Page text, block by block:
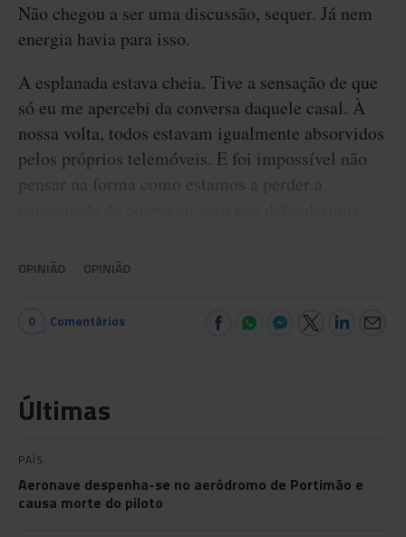
Não chegou a ser uma discussão, sequer. Já nem
energia havia para isso.
A esplanada estava cheia. Tive a sensação de que
só eu me apercebi da conversa daquele casal. À
nossa volta, todos estavam igualmente absorvidos
pelos próprios telemóveis. E foi impossível não
pensar na forma como estamos a perder a
OPINIÃO OPINIÃO
0 Comentários
Últimas
PAÍS
Aeronave despenha-se no aeródromo de Portimão e
causa morte do piloto